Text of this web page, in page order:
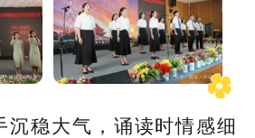
沉稳大气，诵读时情感细